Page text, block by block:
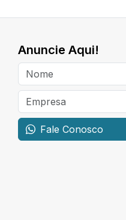
Anuncie Aqui!
Fale Conosco